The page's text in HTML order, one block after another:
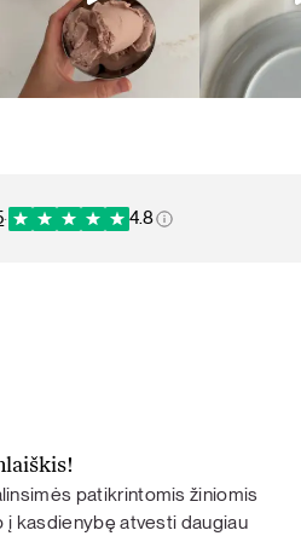
· 4.8
patikrintomis žiniomis
į kasdienybę atvesti daugiau